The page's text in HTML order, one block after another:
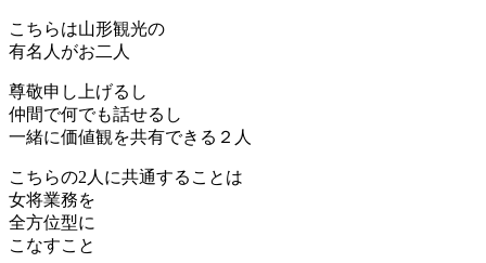
こちらは山形観光の
有名人がお二人
尊敬申し上げるし
仲間で何でも話せるし
一緒に価値観を共有できる２人
こちらの2人に共通することは
女将業務を
全方位型に
こなすこと